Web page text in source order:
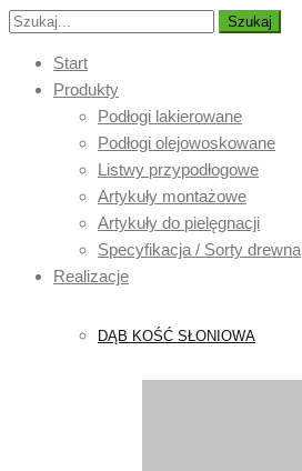
Szukaj
Start
Produkty
Podłogi lakierowane
Podłogi olejowoskowane
Listwy przypodłogowe
Artykuły montażowe
Artykuły do pielęgnacji
Specyfikacja / Sorty drewna
Realizacje
DĄB KOŚĆ SŁONIOWA